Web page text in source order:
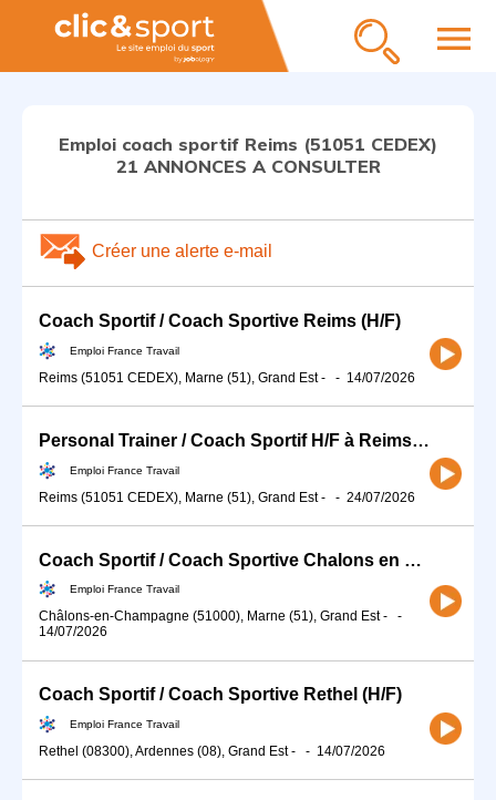
menu
Emploi coach sportif Reims (51051 CEDEX)
21 ANNONCES A CONSULTER
Créer une alerte e-mail
Coach Sportif / Coach Sportive Reims (H/F)
Emploi France Travail
Reims (51051 CEDEX), Marne (51), Grand Est- - 14/07/2026
Personal Trainer / Coach Sportif H/F à Reims (51) (H/F)
Emploi France Travail
Reims (51051 CEDEX), Marne (51), Grand Est- - 24/07/2026
Coach Sportif / Coach Sportive Chalons en Champagne (H/F)
Emploi France Travail
Châlons-en-Champagne (51000), Marne (51), Grand Est-
-
14/07/2026
Coach Sportif / Coach Sportive Rethel (H/F)
Emploi France Travail
Rethel (08300), Ardennes (08), Grand Est- - 14/07/2026